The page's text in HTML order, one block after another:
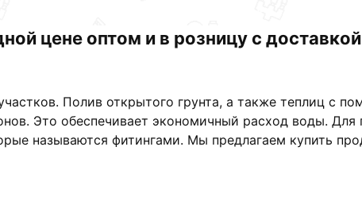
цене оптом и в розницу с
Полив открытого грунта, а также теплиц с
Это обеспечивает экономичный расход воды.
называются фитингами. Мы предлагаем купить